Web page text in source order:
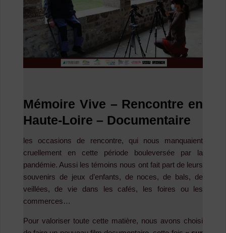
Mémoire Vive – Rencontre en
Haute-Loire – Documentaire
les occasions de rencontre, qui nous manquaient
cruellement en cette période bouleversée par la
pandémie. Aussi les témoins nous ont fait part de leurs
souvenirs de jeux d’enfants, de noces, de bals, de
veillées, de vie dans les cafés, les foires ou les
commerces…
Pour valoriser toute cette matière, nous avons choisi